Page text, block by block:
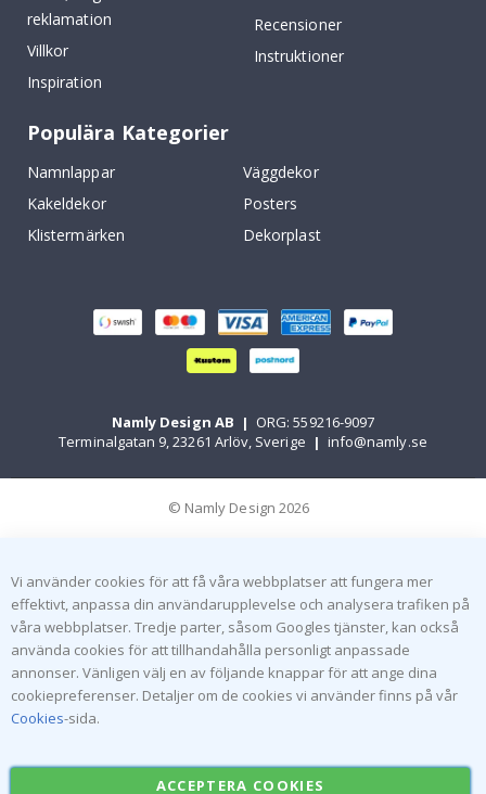
reklamation
Villkor
Inspiration
Recensioner
Instruktioner
Populära Kategorier
Namnlappar
Väggdekor
Kakeldekor
Posters
Klistermärken
Dekorplast
Namly Design AB | ORG: 559216-9097
Terminalgatan 9, 23261 Arlöv, Sverige | info@namly.se
© Namly Design 2026
Vi använder cookies för att få våra webbplatser att fungera mer
effektivt, anpassa din användarupplevelse och analysera trafiken på
våra webbplatser. Tredje parter, såsom Googles tjänster, kan också
använda cookies för att tillhandahålla personligt anpassade
annonser. Vänligen välj en av följande knappar för att ange dina
cookiepreferenser. Detaljer om de cookies vi använder finns på vår
Cookies-sida.
ACCEPTERA COOKIES